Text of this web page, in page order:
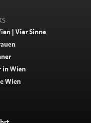
| Vier Sinne
in Wien
Wien